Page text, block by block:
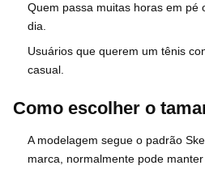
Quem passa muitas horas em pé
dia.
Usuários que querem um tênis
casual.
Como escolher o
A modelagem segue o padrão
marca, normalmente pode